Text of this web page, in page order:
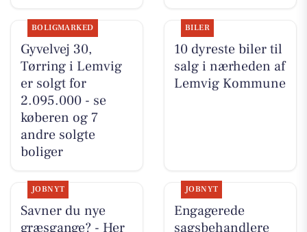
BOLIGMARKED
Gyvelvej 30,
Tørring i Lemvig
er solgt for
2.095.000 - se
køberen og 7
andre solgte
boliger
BILER
10 dyreste biler til
salg i nærheden af
Lemvig Kommune
JOBNYT
Savner du nye
græsgange? - Her
JOBNYT
Engagerede
sagsbehandlere